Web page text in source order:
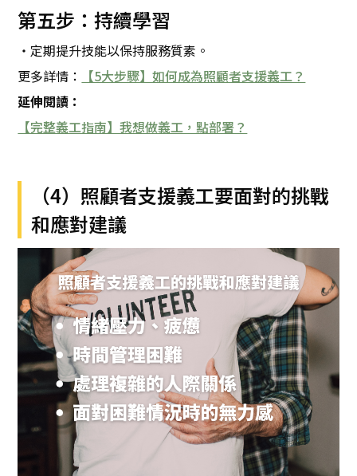
第五步：持續學習
・定期提升技能以保持服務質素。
更多詳情：
【5大步驟】如何成為照顧者支援義工？
延伸閱讀：
【完整義工指南】我想做義工，點部署？
（4）照顧者支援義工要面對的挑戰
和應對建議